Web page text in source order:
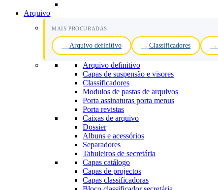
Arquivo
MAIS PROCURADAS
Arquivo definitivo Classificadores
Arquivo definitivo
Capas de suspensão e visores
Classificadores
Modulos de pastas de arquivos
Porta assinaturas porta menus
Porta revistas
Caixas de arquivo
Dossier
Albuns e acessórios
Separadores
Tabuleiros de secretária
Capas catálogo
Capas de projectos
Capas classificadoras